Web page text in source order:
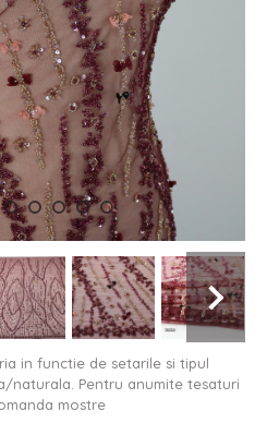
in functie de setarile si tipul
naturala. Pentru anumite tesaturi
mostre